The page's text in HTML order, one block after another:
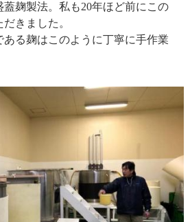
麹製法。私も20年ほど前にこの
きました。
る麹はこのように丁寧に手作業